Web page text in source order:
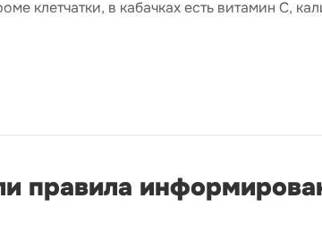
клетчатки, в кабачках есть витамин C,
правила